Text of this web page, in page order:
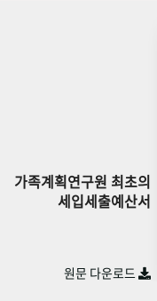
가족계획연구원 최초의
세입세출예산서
원문 다운로드